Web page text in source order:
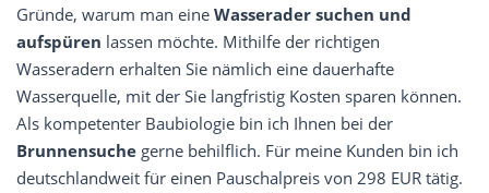
Gründe, warum man eine Wasserader suchen und
aufspüren lassen möchte. Mithilfe der richtigen
Wasseradern erhalten Sie nämlich eine dauerhafte
Wasserquelle, mit der Sie langfristig Kosten sparen können.
Als kompetenter Baubiologie bin ich Ihnen bei der
Brunnensuche gerne behilflich. Für meine Kunden bin ich
deutschlandweit für einen Pauschalpreis von 298 EUR tätig.